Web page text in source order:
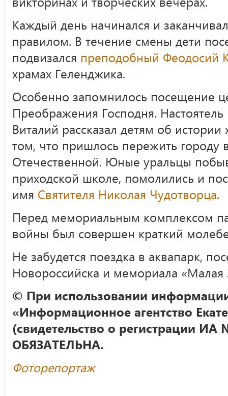
Каждый день начинался и
правилом. В течение смены дети
подвизался преподобный Феодосий
храмах Геленджика.
Особенно запомнилось посещение
Преображения Господня.
Виталий рассказал детям об
том, что пришлось пережить городу
Отечественной. Юные уральцы
приходской школе, помолились и
имя Святителя Николая Чудотворца.
Перед мемориальным комплексом
войны был совершен краткий
Не забудется поездка в аквапарк,
Новороссийска и мемориала «Малая
© При использовании
«Информационное агентство
(свидетельство о регистрации
ОБЯЗАТЕЛЬНА.
Фоторепортаж